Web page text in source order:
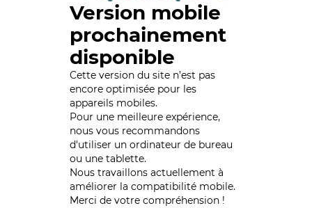
Version mobile
prochainement
disponible
Cette version du site n’est pas
encore optimisée pour les
appareils mobiles.
Pour une meilleure expérience,
nous vous recommandons
d'utiliser un ordinateur de bureau
ou une tablette.
Nous travaillons actuellement à
améliorer la compatibilité mobile.
Merci de votre compréhension !